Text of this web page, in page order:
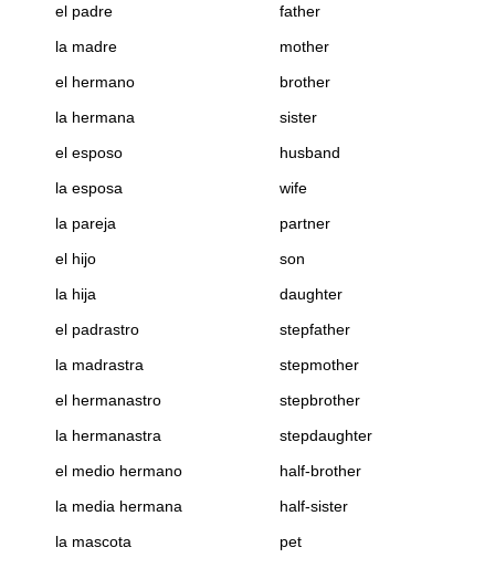
el padre
father
la madre
mother
el hermano
brother
la hermana
sister
el esposo
husband
la esposa
wife
la pareja
partner
el hijo
son
la hija
daughter
el padrastro
stepfather
la madrastra
stepmother
el hermanastro
stepbrother
la hermanastra
stepdaughter
el medio hermano
half-brother
la media hermana
half-sister
la mascota
pet